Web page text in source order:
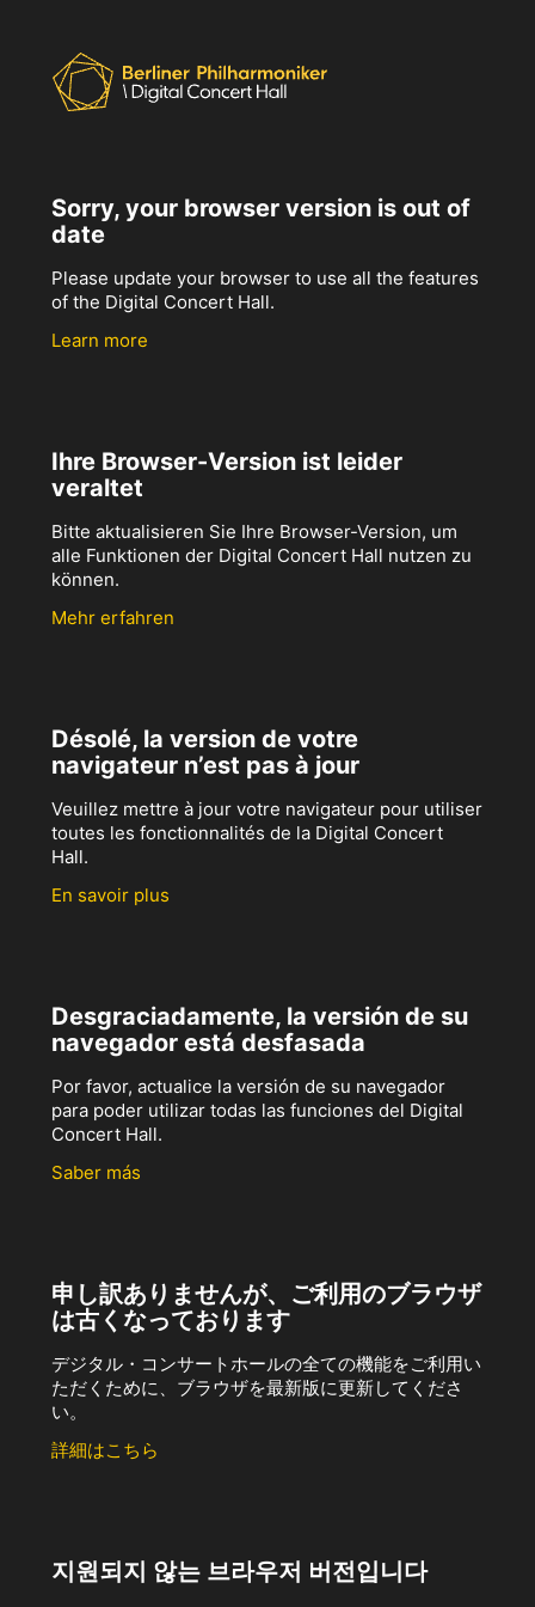
Sorry, your browser version is out of
date
Please update your browser to use all the features
of the Digital Concert Hall.
Learn more
Ihre Browser-Version ist leider
veraltet
Bitte aktualisieren Sie Ihre Browser-Version, um
alle Funktionen der Digital Concert Hall nutzen zu
können.
Mehr erfahren
Désolé, la version de votre
navigateur n’est pas à jour
Veuillez mettre à jour votre navigateur pour utiliser
toutes les fonctionnalités de la Digital Concert
Hall.
En savoir plus
Desgraciadamente, la versión de su
navegador está desfasada
Por favor, actualice la versión de su navegador
para poder utilizar todas las funciones del Digital
Concert Hall.
Saber más
申し訳ありませんが、ご利用のブラウザ
は古くなっております
デジタル・コンサートホールの全ての機能をご利用い
ただくために、ブラウザを最新版に更新してくださ
い。
詳細はこちら
지원되지 않는 브라우저 버전입니다